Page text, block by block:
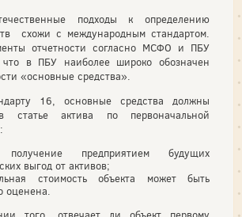
подходы к определению
схожи с международным стандартом.
отчетности согласно МСФО и ПБУ
что в ПБУ наиболее широко обозначен
«основные средства».
16, основные средства должны
статье актива по первоначальной
получение предприятием будущих
выгод от активов;
стоимость объекта может быть
оценена.